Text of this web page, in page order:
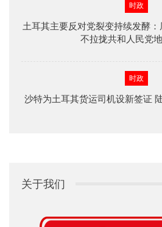
时政
土耳其主要反对党裂变持续发酵
不拉拢共和人民党
时政
沙特为土耳其货运司机设新签证
关于我们